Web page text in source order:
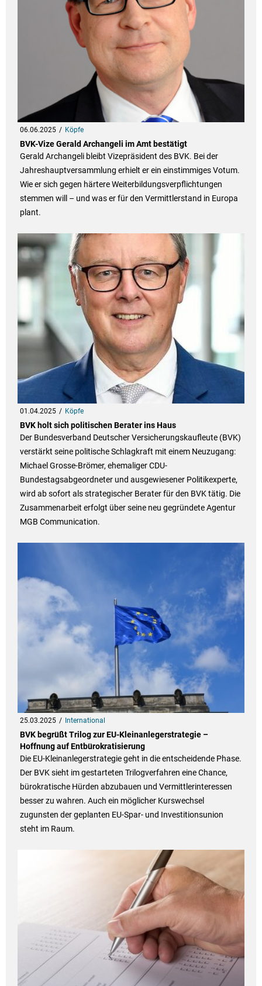
06.06.2025 Köpfe
BVK-Vize Gerald Archangeli im Amt bestätigt
Gerald Archangeli bleibt Vizepräsident des BVK. Bei der
Jahreshauptversammlung erhielt er ein einstimmiges Votum.
Wie er sich gegen härtere Weiterbildungsverpflichtungen
stemmen will – und was er für den Vermittlerstand in Europa
plant.
01.04.2025 Köpfe
BVK holt sich politischen Berater ins Haus
Der Bundesverband Deutscher Versicherungskaufleute (BVK)
verstärkt seine politische Schlagkraft mit einem Neuzugang:
Michael Grosse-Brömer, ehemaliger CDU-
Bundestagsabgeordneter und ausgewiesener Politikexperte,
wird ab sofort als strategischer Berater für den BVK tätig. Die
Zusammenarbeit erfolgt über seine neu gegründete Agentur
MGB Communication.
25.03.2025 International
BVK begrüßt Trilog zur EU-Kleinanlegerstrategie –
Hoffnung auf Entbürokratisierung
Die EU-Kleinanlegerstrategie geht in die entscheidende Phase.
Der BVK sieht im gestarteten Trilogverfahren eine Chance,
bürokratische Hürden abzubauen und Vermittlerinteressen
besser zu wahren. Auch ein möglicher Kurswechsel
zugunsten der geplanten EU-Spar- und Investitionsunion
steht im Raum.